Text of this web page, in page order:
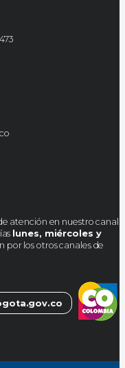
atención en nuestro canal
lunes, miércoles y
por los otros canales de